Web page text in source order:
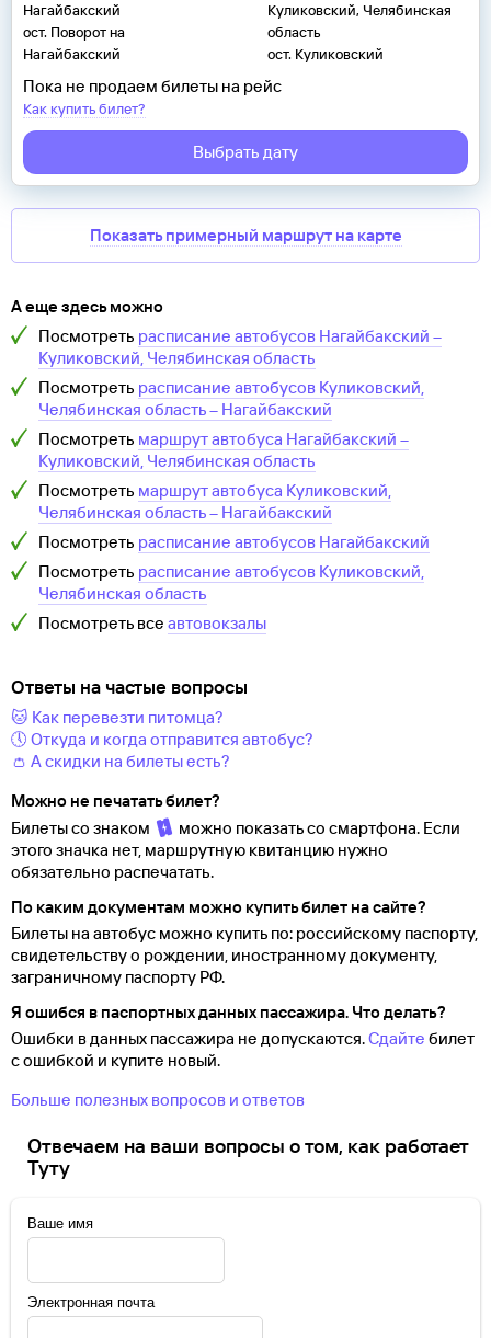
Нагайбакский
ост. Поворот на
Нагайбакский
Куликовский, Челябинская
область
ост. Куликовский
Пока не продаем билеты на рейс
Как купить билет?
Выбрать дату
Показать примерный маршрут на карте
А еще здесь можно
Посмотреть расписание автобусов Нагайбакский –
Куликовский, Челябинская область
Посмотреть расписание автобусов Куликовский,
Челябинская область– Нагайбакский
Посмотреть маршрут автобуса Нагайбакский –
Куликовский, Челябинская область
Посмотреть маршрут автобуса Куликовский,
Челябинская область– Нагайбакский
Посмотреть расписание автобусов Нагайбакский
Посмотреть расписание автобусов Куликовский,
Челябинская область
Посмотреть все автовокзалы
Ответы на частые вопросы
🐱 Как перевезти питомца?
🕔 Откуда и когда отправится автобус?
👛 А скидки на билеты есть?
Можно не печатать билет?
Билеты со знаком
можно показать со смартфона. Если
этого значка нет, маршрутную квитанцию нужно
обязательно распечатать.
По каким документам можно купить билет на сайте?
Билеты на автобус можно купить по: российскому паспорту,
свидетельству о рождении, иностранному документу,
заграничному паспорту РФ.
Я ошибся в паспортных данных пассажира. Что делать?
Ошибки в данных пассажира не допускаются.Сдайте билет
с ошибкой и купите новый.
Больше полезных вопросов и ответов
Отвечаем на ваши вопросы о том, как работает
Туту
Ваше имя
Электронная почта